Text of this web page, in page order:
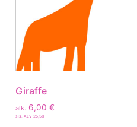
Giraffe
alk. 6,00 €
sis. ALV 25,5%